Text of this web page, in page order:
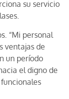
su servicio
“Mi personal
ventajas de
un período
el digno de